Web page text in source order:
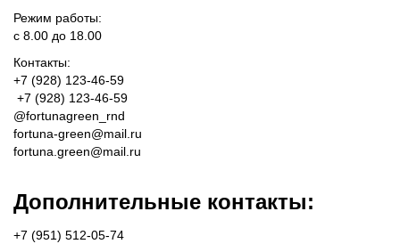
Режим работы:
с 8.00 до 18.00
Контакты:
+7 (928) 123-46-59
+7 (928) 123-46-59
@fortunagreen_rnd
fortuna-green@mail.ru
fortuna.green@mail.ru
Дополнительные контакты:
+7 (951) 512-05-74